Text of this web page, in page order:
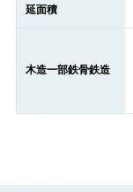
延面積
木造一部鉄骨鉄造